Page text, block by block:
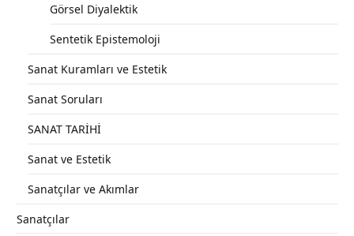
Görsel Diyalektik
Sentetik Epistemoloji
Sanat Kuramları ve Estetik
Sanat Soruları
SANAT TARİHİ
Sanat ve Estetik
Sanatçılar ve Akımlar
Sanatçılar